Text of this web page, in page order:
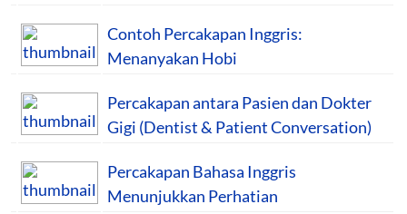
Contoh Percakapan Inggris:
Menanyakan Hobi
Percakapan antara Pasien dan Dokter
Gigi (Dentist & Patient Conversation)
Percakapan Bahasa Inggris
Menunjukkan Perhatian